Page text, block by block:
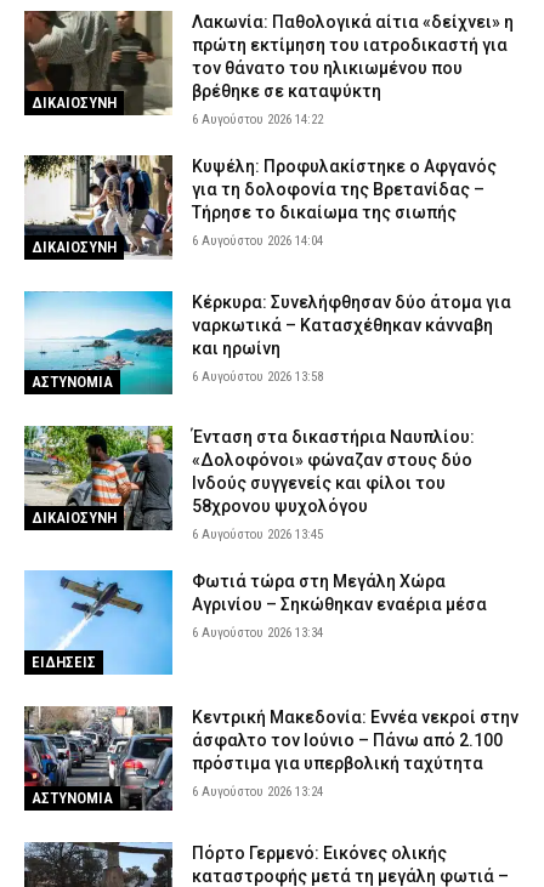
VITAL 6 Αυγούστου 2026 08:03
ΔΥΠΑ: Άνοιξαν οι αιτήσεις για 8.000 νέες επιδοτούμενες θέσεις
εργασίας για ανέργους άνω των 55 ετών
6 Αυγούστου 2026 07:50
Κυψέλη: Απολογείται ο 26χρονος για τη δολοφονία της
38χρονης Βρετανίδας – Επιμένει ότι είναι αθώος
ΔΙΚΑΙΟΣΥΝΗ 6 Αυγούστου 2026 07:40
ΔΙΚΑΙΟΣΥΝΗ
Λακωνία: Παθολογικά αίτια «δείχνει» η
πρώτη εκτίμηση του ιατροδικαστή για
τον θάνατο του ηλικιωμένου που
βρέθηκε σε καταψύκτη
6 Αυγούστου 2026 14:22
ΔΙΚΑΙΟΣΥΝΗ
Κυψέλη: Προφυλακίστηκε ο Αφγανός
για τη δολοφονία της Βρετανίδας –
Τήρησε το δικαίωμα της σιωπής
6 Αυγούστου 2026 14:04
ΑΣΤΥΝΟΜΙΑ
Κέρκυρα: Συνελήφθησαν δύο άτομα για
ναρκωτικά – Κατασχέθηκαν κάνναβη
και ηρωίνη
6 Αυγούστου 2026 13:58
ΔΙΚΑΙΟΣΥΝΗ
Ένταση στα δικαστήρια Ναυπλίου:
«Δολοφόνοι» φώναζαν στους δύο
Ινδούς συγγενείς και φίλοι του
58χρονου ψυχολόγου
6 Αυγούστου 2026 13:45
ΕΙΔΗΣΕΙΣ
Φωτιά τώρα στη Μεγάλη Χώρα
Αγρινίου – Σηκώθηκαν εναέρια μέσα
6 Αυγούστου 2026 13:34
ΑΣΤΥΝΟΜΙΑ
Κεντρική Μακεδονία: Εννέα νεκροί στην
άσφαλτο τον Ιούνιο – Πάνω από 2.100
πρόστιμα για υπερβολική ταχύτητα
6 Αυγούστου 2026 13:24
Πόρτο Γερμενό: Εικόνες ολικής
καταστροφής μετά τη μεγάλη φωτιά –